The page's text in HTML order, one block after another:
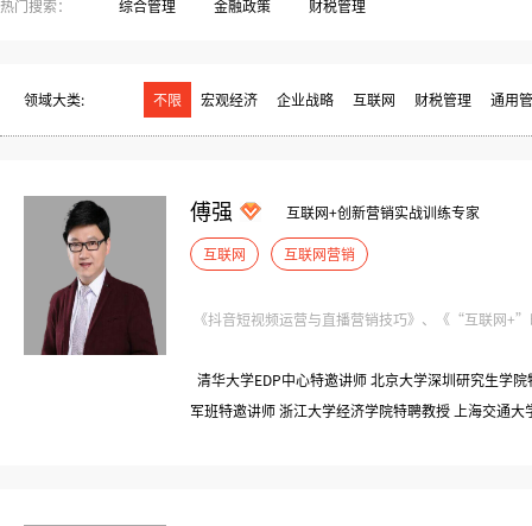
热门搜索： 综合管理 金融政策 财税管理
领域大类: 不限 宏观经济 企业战略 互联网 财税管理 通用
傅强 互联网+创新营销实战训练专家
互联网 互联网营销
《抖音短视频运营与直播营销技巧》、《“互联网+”
清华大学EDP中心特邀讲师 北京大学深圳研究生学
军班特邀讲师 浙江大学经济学院特聘教授 上海交通